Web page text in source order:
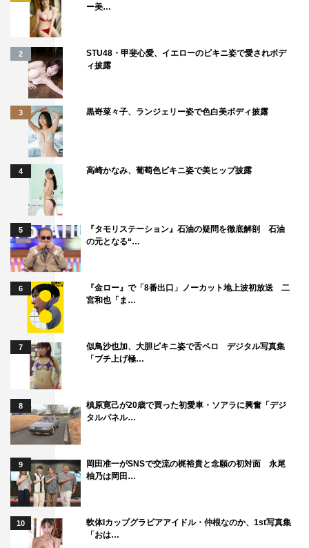
ー美…
2
STU48・甲斐心愛、イエローのビキニ姿で愛されボデ
ィ披露
3 黒嵜菜々子、ランジェリー姿で色白美ボディ披露
4 高崎かなみ、葡萄色ビキニ姿で美ヒップ披露
5
『タモリステーション』石油の疑問を徹底解剖 石油
の元となる“…
6
『金ロー』で「8番出口」ノーカット地上波初放送 二
宮和也「ま…
7
似鳥沙也加、大胆ビキニ姿で舌ペロ デジタル写真集
「ブチ上げ極…
8
槙原寛己が20歳で買った初愛車・ソアラに興奮「デジ
タルパネル…
9
岡田准一がSNSで交流の梶裕貴と念願の初対面 永尾
柚乃は岡田…
10
軟体Iカップグラビアアイドル・仲根なのか、1st写真集
「おは…